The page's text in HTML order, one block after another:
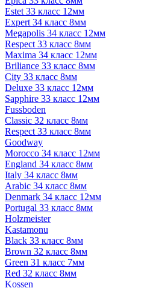
Estet 33 класс 12мм
Expert 34 класс 8мм
Megapolis 34 класс 12мм
Respect 33 класс 8мм
Maxima 34 класс 12мм
Briliance 33 класс 8мм
City 33 класс 8мм
Deluxe 33 класс 12мм
Sapphire 33 класс 12мм
Fussboden
Classic 32 класс 8мм
Respect 33 класс 8мм
Goodway
Morocco 34 класс 12мм
England 34 класс 8мм
Italy 34 класс 8мм
Arabic 34 класс 8мм
Denmark 34 класс 12мм
Portugal 33 класс 8мм
Holzmeister
Kastamonu
Black 33 класс 8мм
Brown 32 класс 8мм
Green 31 класс 7мм
Red 32 класс 8мм
Kossen